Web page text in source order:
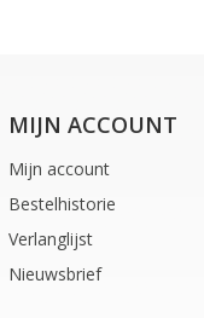
MIJN ACCOUNT
Mijn account
Bestelhistorie
Verlanglijst
Nieuwsbrief